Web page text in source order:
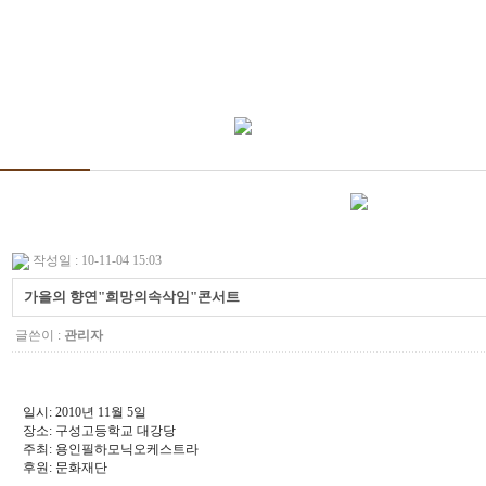
작성일 : 10-11-04 15:03
가을의 향연"희망의속삭임"콘서트
글쓴이 : 관리자
일시: 2010년 11월 5일
장소: 구성고등학교 대강당
주최: 용인필하모닉오케스트라
후원: 문화재단